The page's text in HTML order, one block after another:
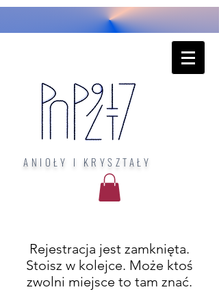
ANIOŁY I KRYSZTAŁY
Rejestracja jest zamknięta.
Stoisz w kolejce. Może ktoś
zwolni miejsce to tam znać.